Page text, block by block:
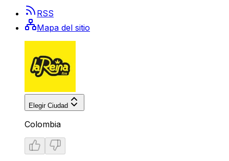
RSS
Mapa del sitio
Elegir Ciudad
Colombia